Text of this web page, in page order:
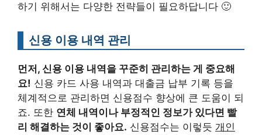
하기 위해서는 다양한 전략들이 필요하답니다 🙂
신용 이용 내역 관리
먼저, 신용 이용 내역을 꾸준히 관리하는 게 중요해
요! 신용 카드 사용 내역과 대출금 납부 기록 등을
체계적으로 관리하면 신용점수 향상에 큰 도움이 되
죠. 또한 연체 내역이나 부정적인 정보가 있다면 빨
리 해결하는 것이 좋아요. 신용점수는 이렇듯 개인